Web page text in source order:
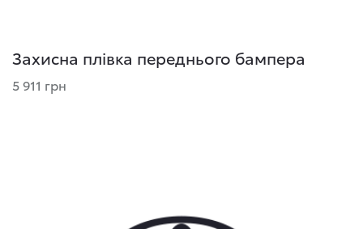
Захисна плівка переднього бампера
5 911 грн